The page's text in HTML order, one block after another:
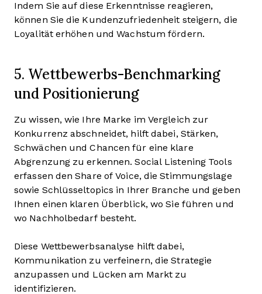
Indem Sie auf diese Erkenntnisse reagieren,
können Sie die Kundenzufriedenheit steigern, die
Loyalität erhöhen und Wachstum fördern.
5. Wettbewerbs-Benchmarking
und Positionierung
Zu wissen, wie Ihre Marke im Vergleich zur
Konkurrenz abschneidet, hilft dabei, Stärken,
Schwächen und Chancen für eine klare
Abgrenzung zu erkennen. Social Listening Tools
erfassen den Share of Voice, die Stimmungslage
sowie Schlüsseltopics in Ihrer Branche und geben
Ihnen einen klaren Überblick, wo Sie führen und
wo Nachholbedarf besteht.
Diese Wettbewerbsanalyse hilft dabei,
Kommunikation zu verfeinern, die Strategie
anzupassen und Lücken am Markt zu
identifizieren.